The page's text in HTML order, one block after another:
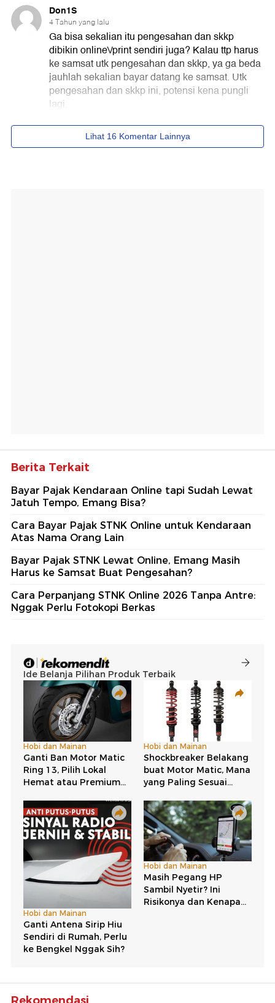
Berita Terkait
Bayar Pajak Kendaraan Online tapi Sudah Lewat
Jatuh Tempo, Emang Bisa?
Cara Bayar Pajak STNK Online untuk Kendaraan
Atas Nama Orang Lain
Bayar Pajak STNK Lewat Online, Emang Masih
Harus ke Samsat Buat Pengesahan?
Cara Perpanjang STNK Online 2026 Tanpa Antre:
Nggak Perlu Fotokopi Berkas